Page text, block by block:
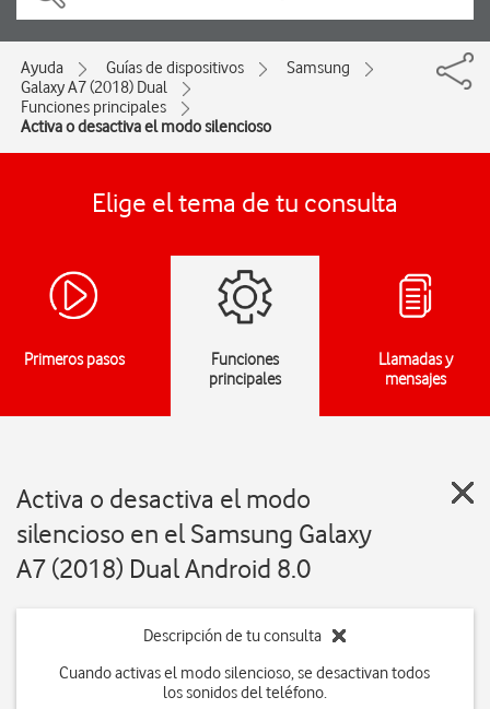
Ayuda Guías de dispositivos
Samsung
Galaxy A7 (2018) Dual
Funciones principales
Activa o desactiva el modo silencioso
Elige el tema de tu consulta
Primeros pasos
Funciones
principales
Llamadas y
mensajes
Activa o desactiva el modo
silencioso en el Samsung Galaxy
A7 (2018) Dual Android 8.0
Descripción de tu consulta
Cuando activas el modo silencioso, se desactivan todos
los sonidos del teléfono.